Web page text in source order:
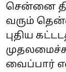
சென்னை
வரும்
புதிய
வைப்பார்